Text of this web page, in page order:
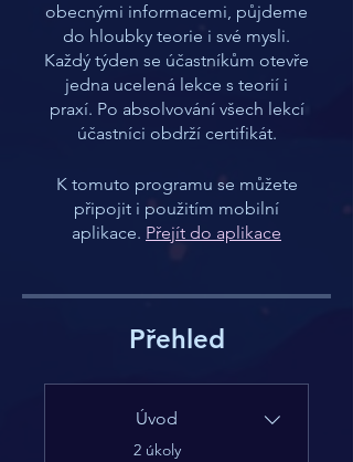
obecnými informacemi, půjdeme
do hloubky teorie i své mysli.
Každý týden se účastníkům otevře
jedna ucelená lekce s teorií i
praxí. Po absolvování všech lekcí
účastníci obdrží certifikát.
K tomuto programu se můžete
připojit i použitím mobilní
aplikace. Přejít do aplikace
Přehled
Úvod
2 úkoly